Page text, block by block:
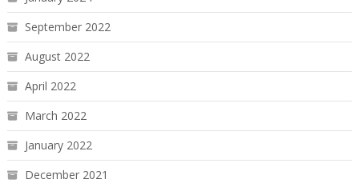
September 2022
August 2022
April 2022
March 2022
January 2022
December 2021